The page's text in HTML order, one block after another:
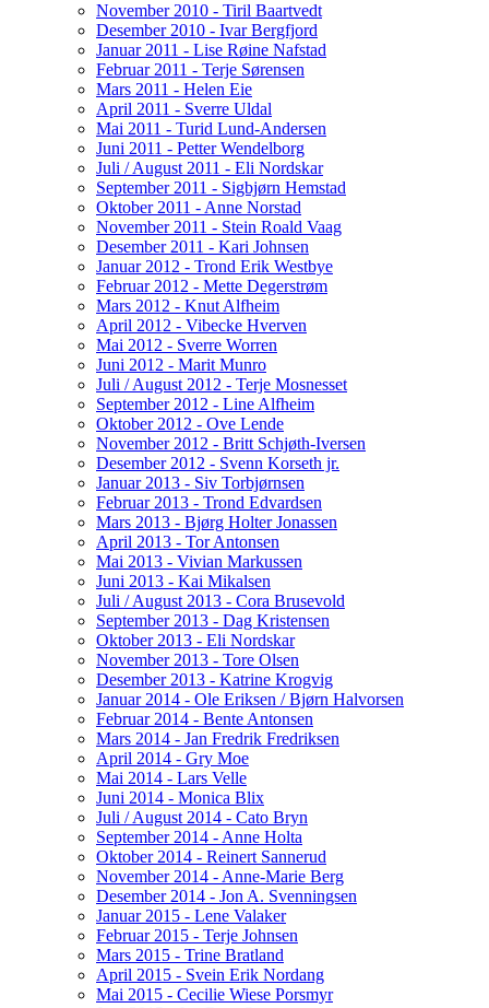
November 2010 - Tiril Baartvedt
Desember 2010 - Ivar Bergfjord
Januar 2011 - Lise Røine Nafstad
Februar 2011 - Terje Sørensen
Mars 2011 - Helen Eie
April 2011 - Sverre Uldal
Mai 2011 - Turid Lund-Andersen
Juni 2011 - Petter Wendelborg
Juli / August 2011 - Eli Nordskar
September 2011 - Sigbjørn Hemstad
Oktober 2011 - Anne Norstad
November 2011 - Stein Roald Vaag
Desember 2011 - Kari Johnsen
Januar 2012 - Trond Erik Westbye
Februar 2012 - Mette Degerstrøm
Mars 2012 - Knut Alfheim
April 2012 - Vibecke Hverven
Mai 2012 - Sverre Worren
Juni 2012 - Marit Munro
Juli / August 2012 - Terje Mosnesset
September 2012 - Line Alfheim
Oktober 2012 - Ove Lende
November 2012 - Britt Schjøth-Iversen
Desember 2012 - Svenn Korseth jr.
Januar 2013 - Siv Torbjørnsen
Februar 2013 - Trond Edvardsen
Mars 2013 - Bjørg Holter Jonassen
April 2013 - Tor Antonsen
Mai 2013 - Vivian Markussen
Juni 2013 - Kai Mikalsen
Juli / August 2013 - Cora Brusevold
September 2013 - Dag Kristensen
Oktober 2013 - Eli Nordskar
November 2013 - Tore Olsen
Desember 2013 - Katrine Krogvig
Januar 2014 - Ole Eriksen / Bjørn Halvorsen
Februar 2014 - Bente Antonsen
Mars 2014 - Jan Fredrik Fredriksen
April 2014 - Gry Moe
Mai 2014 - Lars Velle
Juni 2014 - Monica Blix
Juli / August 2014 - Cato Bryn
September 2014 - Anne Holta
Oktober 2014 - Reinert Sannerud
November 2014 - Anne-Marie Berg
Desember 2014 - Jon A. Svenningsen
Januar 2015 - Lene Valaker
Februar 2015 - Terje Johnsen
Mars 2015 - Trine Bratland
April 2015 - Svein Erik Nordang
Mai 2015 - Cecilie Wiese Porsmyr